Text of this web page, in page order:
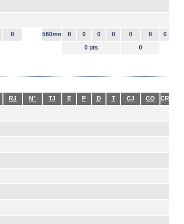
0 560mn 0 0 0 0 0 0
0
0 pts
0
RJ N° TJ E P D T CJ CO CR